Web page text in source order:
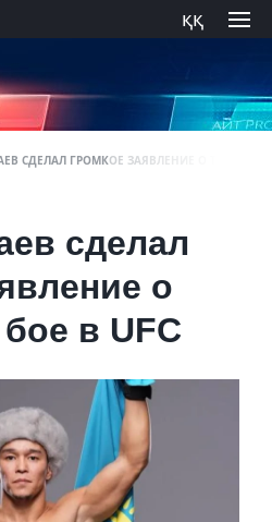
ққ
СДЕЛАЛ ГРОМКОЕ ЗАЯВЛЕНИЕ О
сделал
о
в UFC